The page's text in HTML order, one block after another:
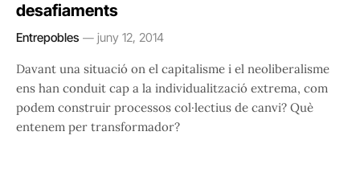
desafiaments
Entrepobles juny 12, 2014
Davant una situació on el capitalisme i el neoliberalisme
ens han conduit cap a la individualització extrema, com
podem construir processos col·lectius de canvi? Què
entenem per transformador?